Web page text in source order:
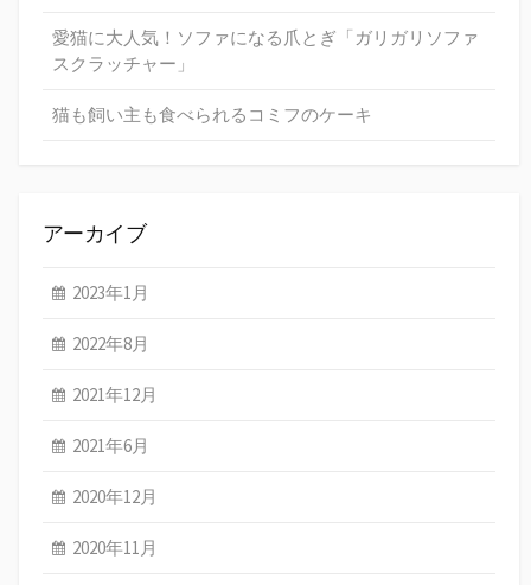
愛猫に大人気！ソファになる爪とぎ「ガリガリソファ
スクラッチャー」
猫も飼い主も食べられるコミフのケーキ
アーカイブ
2023年1月
2022年8月
2021年12月
2021年6月
2020年12月
2020年11月